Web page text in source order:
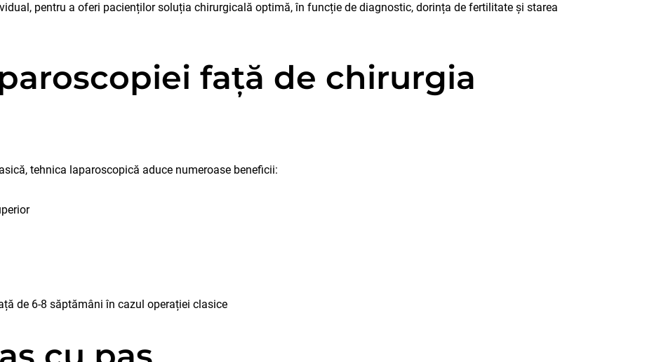
pentru a oferi pacienților soluția chirurgicală optimă, în funcție de diagnostic, dorința de fertilitate și starea
față de chirurgia
tehnica laparoscopică aduce numeroase beneficii:
de 6-8 săptămâni în cazul operației clasice